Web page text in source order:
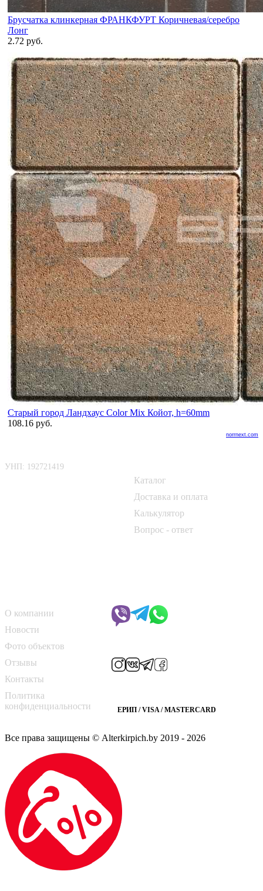
Брусчатка клинкерная ФРАНКФУРТ Коричневая/серебро
Лонг
2.72 руб.
Старый город Ландхаус Color Mix Койот, h=60mm
108.16 руб.
norrnext.com
УНП: 192721419
Каталог
Доставка и оплата
Калькулятор
Вопрос - ответ
О компании
Новости
Фото объектов
Отзывы
Контакты
Политика
конфиденциальности
ЕРИП / VISA / MASTERCARD
Все права защищены © Alterkirpich.by 2019 - 2026